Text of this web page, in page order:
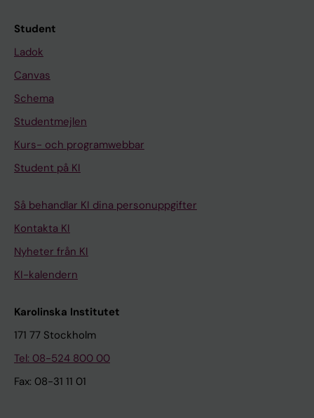
Student
Ladok
Canvas
Schema
Studentmejlen
Kurs- och programwebbar
Student på KI
Så behandlar KI dina personuppgifter
Kontakta KI
Nyheter från KI
KI-kalendern
Karolinska Institutet
171 77 Stockholm
Tel: 08-524 800 00
Fax: 08-31 11 01